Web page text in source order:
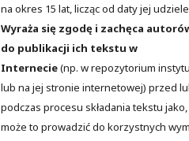
na okres 15 lat, licząc od daty jej
Wyraża się zgodę i zachęca
do publikacji ich tekstu w
Internecie(np. w repozytorium
lub na jej stronie internetowej) przed
podczas procesu składania tekstu jako,
może to prowadzić do korzystnych